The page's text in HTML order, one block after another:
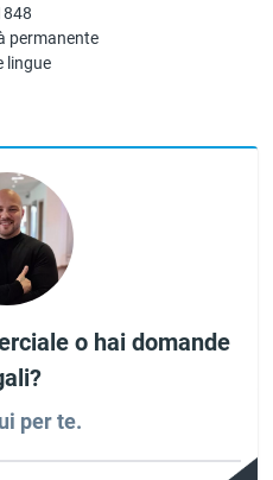
permanente
lingue
o hai domande
per te.